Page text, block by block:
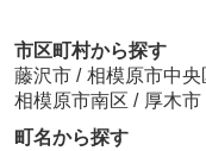
市区町村から探す
藤沢市 / 相模原市中央
相模原市南区 / 厚木市
町名から探す